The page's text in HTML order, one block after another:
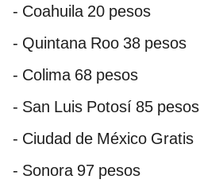
- Coahuila 20 pesos
- Quintana Roo 38 pesos
- Colima 68 pesos
- San Luis Potosí 85 pesos
- Ciudad de México Gratis
- Sonora 97 pesos